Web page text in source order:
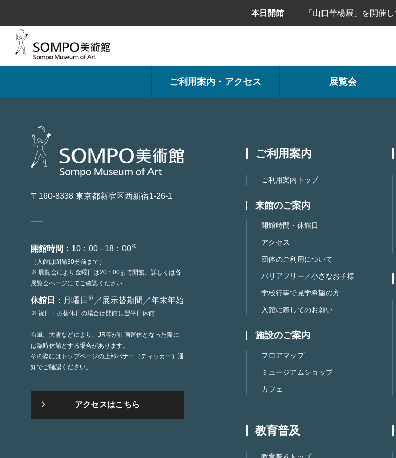
ン
ッ
本日開館 「山口華楊展」を開催し
ご利用案内・アクセス 展覧会
〒160-8338 東京都新宿区西新宿1-26-1
開館時間： 10：00 - 18：00※
（入館は閉館30分前まで）
※ 展覧会により金曜日は20：00まで開館、詳しくは各
展覧会ページにてご確認ください
休館日： 月曜日 ※ ／展示替期間／年末年始
※ 祝日・振替休日の場合は開館し翌平日休館
台風、大雪などにより、JR等が計画運休となった際に
は臨時休館とする場合があります。
その際にはトップページの上部バナー（ティッカー）通
知でご確認ください。
アクセスはこちら
ご利用案内
ご利用案内トップ
来館のご案内
開館時間・休館日
アクセス
団体のご利用について
バリアフリー／小さなお子様
学校行事で見学希望の方
入館に際してのお願い
施設のご案内
フロアマップ
ミュージアムショップ
カフェ
教育普及